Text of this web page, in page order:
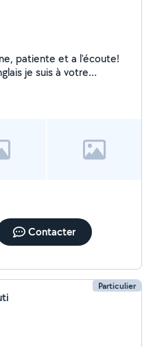
patiente et a l'écoute!
je suis à votre
occuper ou bien les aider
être infirmière,
âgées est pour moi
discussion, promenade,
disponible
Contacter
Particulier